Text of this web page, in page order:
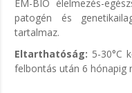
EM-BIO élelmezés-
patogén és
tartalmaz.
Eltarthatóság: 5-30°C
felbontás után 6 hónapig